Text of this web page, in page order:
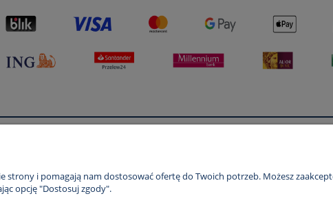
Formy płatności
Czas i koszty dostawy
Polityka prywatności
strony i pomagają nam dostosować ofertę do Twoich potrzeb. Możesz
opcję "Dostosuj zgody".